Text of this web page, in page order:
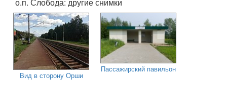
Вид в сторону Орши
Пассажирский павильон